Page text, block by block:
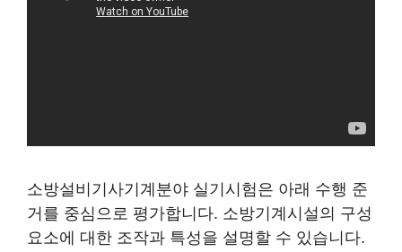
소방설비기사기계분야 실기시험은 아래 수행 준
거를 중심으로 평가합니다. 소방기계시설의 구성
요소에 대한 조작과 특성을 설명할 수 있습니다.